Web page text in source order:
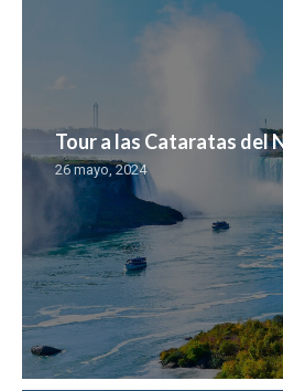
Tour a las Cataratas del
26 mayo, 2024